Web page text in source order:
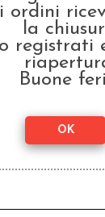
Dunstan con
ordini
la
registrati
Buone